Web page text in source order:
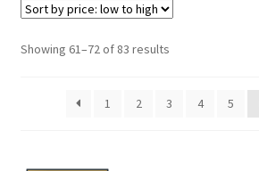
Showing 61–72 of 83 results
1 2 3 4 5